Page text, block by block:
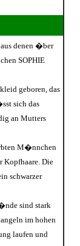
denen �ber
SOPHIE
geboren, das
sich das
an Mutters
M�nnchen
Kopfhaare. Die
schwarzer
sind stark
im hohen
laufen und